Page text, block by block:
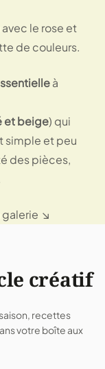
le rose et
de couleurs.
à
et beige) qui
simple et peu
des pièces,
galerie ↘
créatif
recettes
votre boîte aux